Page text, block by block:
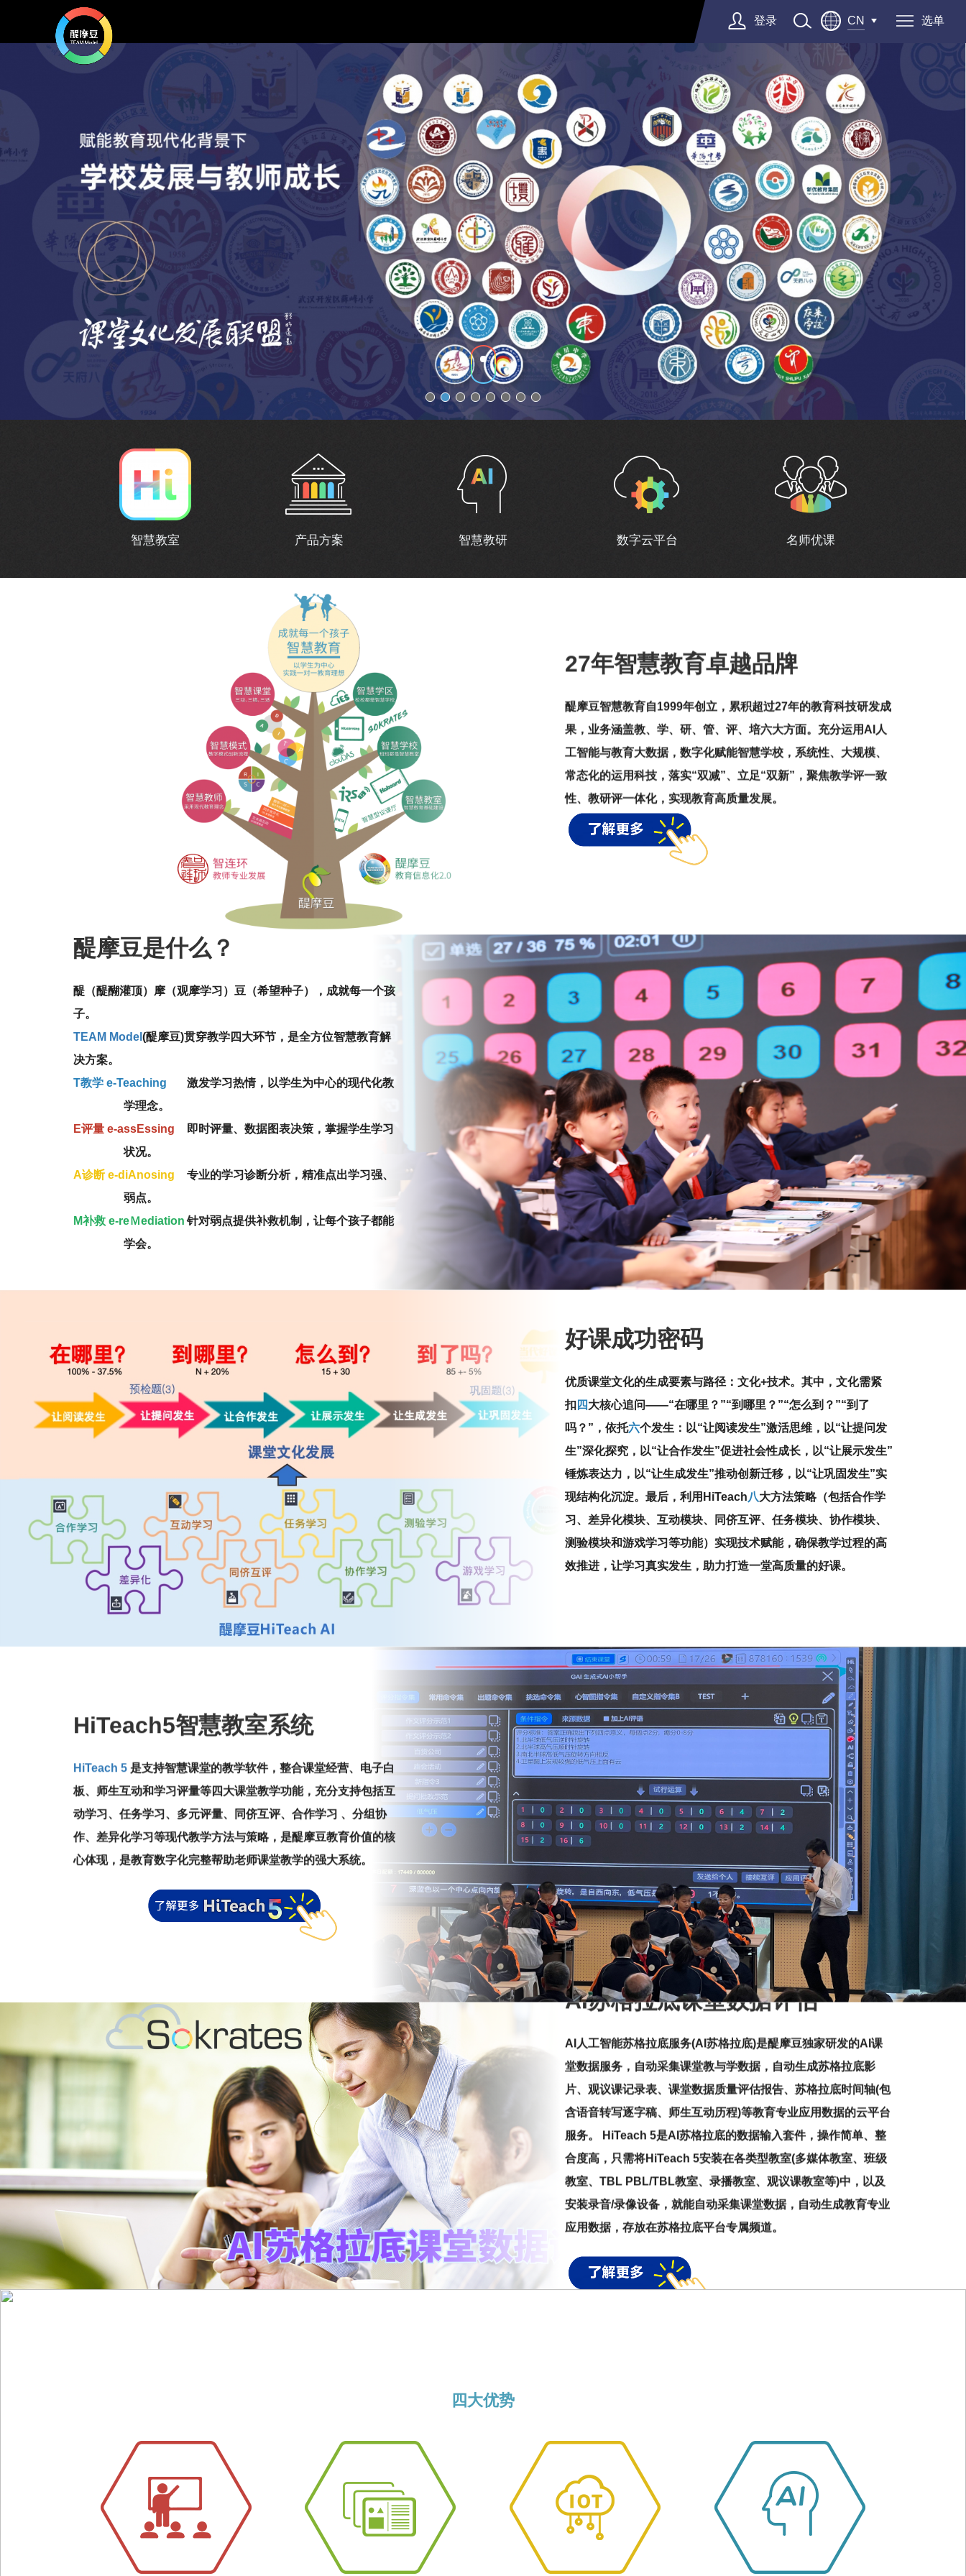
登录 CN 选单
智慧教室 产品方案 智慧教研 数字云平台 名师优课
27年智慧教育卓越品牌
醍摩豆智慧教育自1999年创立，累积超过27年的教育科技研发成
果，业务涵盖教、学、研、管、评、培六大方面。充分运用AI人
工智能与教育大数据，数字化赋能智慧学校，系统性、大规模、
常态化的运用科技，落实“双减”、立足“双新”，聚焦教学评一致
性、教研评一体化，实现教育高质量发展。
醍摩豆是什么？
醍（醍醐灌顶）摩（观摩学习）豆（希望种子），成就每一个孩
子。
TEAM Model (醍摩豆)贯穿教学四大环节，是全方位智慧教育解
决方案。
T教学 e-Teaching激发学习热情，以学生为中心的现代化教
学理念。
E评量 e-assEssing即时评量、数据图表决策，掌握学生学习
状况。
A诊断 e-diAnosing专业的学习诊断分析，精准点出学习强、
弱点。
M补救 e-reＭediation
针对弱点提供补救机制，让每个孩子都能
学会。
好课成功密码
优质课堂文化的生成要素与路径 ：文化+技术。其中，文化需紧
扣四大核心追问——“在哪里？”“到哪里？”“怎么到？”“到了
吗？”，依托六个发生：以“让阅读发生”激活思维，以“让提问发
生”深化探究，以“让合作发生”促进社会性成长，以“让展示发生”
锤炼表达力，以“让生成发生”推动创新迁移，以“让巩固发生”实
现结构化沉淀。最后，利用HiTeach八大方法策略（包括合作学
习、差异化模块、互动模块、同侪互评、任务模块、协作模块、
测验模块和游戏学习等功能）实现技术赋能，确保教学过程的高
效推进，让学习真实发生，助力打造一堂高质量的好课。
HiTeach5智慧教室系统
HiTeach 5 是支持智慧课堂的教学软件，整合课堂经营、电子白
板、师生互动和学习评量等四大课堂教学功能，充分支持包括互
动学习、任务学习、多元评量、同侪互评、合作学习 、分组协
作、差异化学习等现代教学方法与策略，是醍摩豆教育价值的核
心体现，是教育数字化完整帮助老师课堂教学的强大系统。
AI苏格拉底课堂数据评估
AI人工智能苏格拉底服务(AI苏格拉底)是醍摩豆独家研发的AI课
堂数据服务，自动采集课堂教与学数据，自动生成苏格拉底影
片、观议课记录表、课堂数据质量评估报告、苏格拉底时间轴(包
含语音转写逐字稿、师生互动历程)等教育专业应用数据的云平台
服务。 HiTeach 5是AI苏格拉底的数据输入套件，操作简单、整
合度高，只需将HiTeach 5安装在各类型教室(多媒体教室、班级
教室、TBL PBL/TBL教室、录播教室、观议课教室等)中，以及
安装录音/录像设备，就能自动采集课堂数据，自动生成教育专业
应用数据，存放在苏格拉底平台专属频道。
四大优势